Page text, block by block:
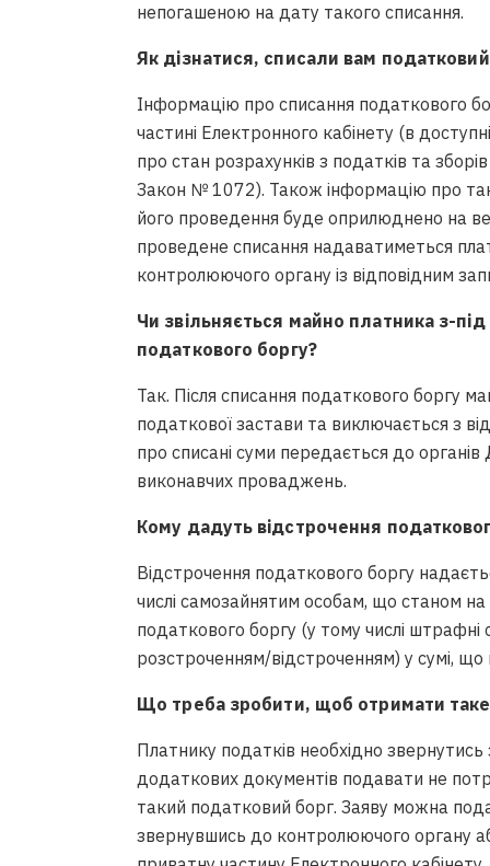
непогашеною на дату такого списання.
Як дізнатися, списали вам податковий
Інформацію про списання податкового
частині Електронного кабінету (в
про стан розрахунків з податків та
Закон № 1072). Також інформацію про
його проведення буде оприлюднено на
проведене списання надаватиметься
контролюючого органу із відповідним
Чи звільняється майно платника з-
податкового боргу?
Так. Після списання податкового боргу
податкової застави та виключається з
про списані суми передається до
виконавчих проваджень.
Кому дадуть відстрочення
Відстрочення податкового боргу
числі самозайнятим особам, що станом
податкового боргу (у тому числі
розстроченням/відстроченням) у сумі,
Що треба зробити, щоб отримати
Платнику податків необхідно
додаткових документів подавати не
такий податковий борг. Заяву можна
звернувшись до контролюючого органу